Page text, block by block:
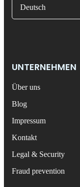
Deutsch
UNTERNEHMEN
Über uns
Blog
Impressum
Kontakt
Legal & Security
Fraud prevention